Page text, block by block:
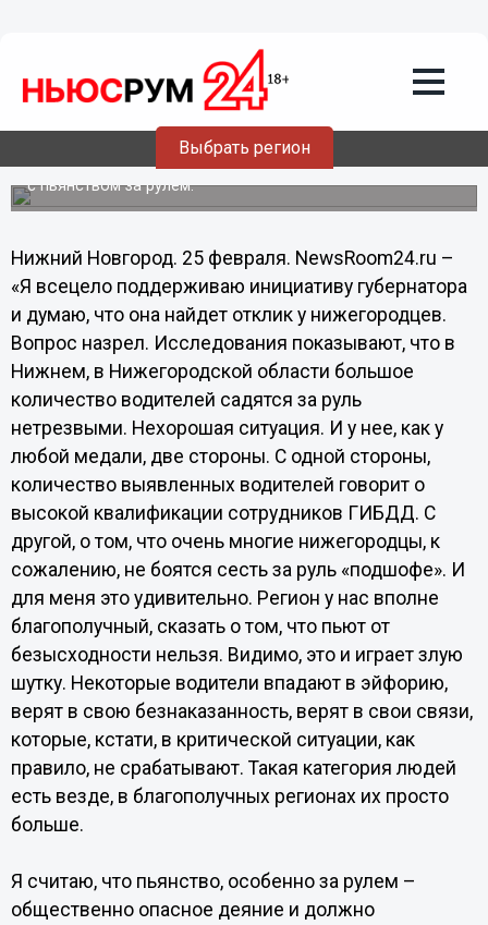
Выбрать регион
наказываться условным сроком или
исправительными работами, - Дейч
Сопредседатель Нижегородской региональной
общественной организации "Автодвижение" Александр
Дейч прокомментировал инициативу Валерия Шанцева
совместно с нижегородцами обсудить меры по борьбе
с пьянством за рулем.
Нижний Новгород. 25 февраля. NewsRoom24.ru –
«Я всецело поддерживаю инициативу губернатора
и думаю, что она найдет отклик у нижегородцев.
Вопрос назрел. Исследования показывают, что в
Нижнем, в Нижегородской области большое
количество водителей садятся за руль
нетрезвыми. Нехорошая ситуация. И у нее, как у
любой медали, две стороны. С одной стороны,
количество выявленных водителей говорит о
высокой квалификации сотрудников ГИБДД. С
другой, о том, что очень многие нижегородцы, к
сожалению, не боятся сесть за руль «подшофе». И
для меня это удивительно. Регион у нас вполне
благополучный, сказать о том, что пьют от
безысходности нельзя. Видимо, это и играет злую
шутку. Некоторые водители впадают в эйфорию,
верят в свою безнаказанность, верят в свои связи,
которые, кстати, в критической ситуации, как
правило, не срабатывают. Такая категория людей
есть везде, в благополучных регионах их просто
больше.
Я считаю, что пьянство, особенно за рулем –
общественно опасное деяние и должно